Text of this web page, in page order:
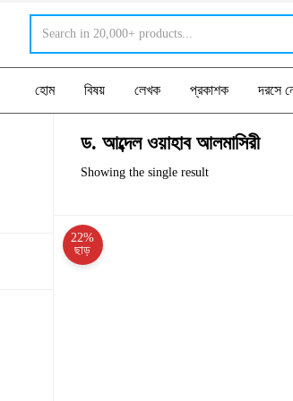
হোম বিষয় লেখক প্রকাশক দরসে
ড. আব্দেল ওয়াহাব আলমাসিরী
Showing the single result
22%
ছাড়